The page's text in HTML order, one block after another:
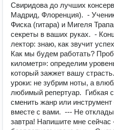
Свиридова до лучших
Мадрид, Флоренция). -
Фиска (гитара) и Мигеля
секреты в ваших руках. -
лектор: знаю, как звучит
Как мы будем работать?
километр»: определим
который зажжет вашу
уроки: не зубрим ноты, а
любимый репертуар. Гибкая
сменить жанр или
вместе с вами. --- Не
завтра! Напишите мне